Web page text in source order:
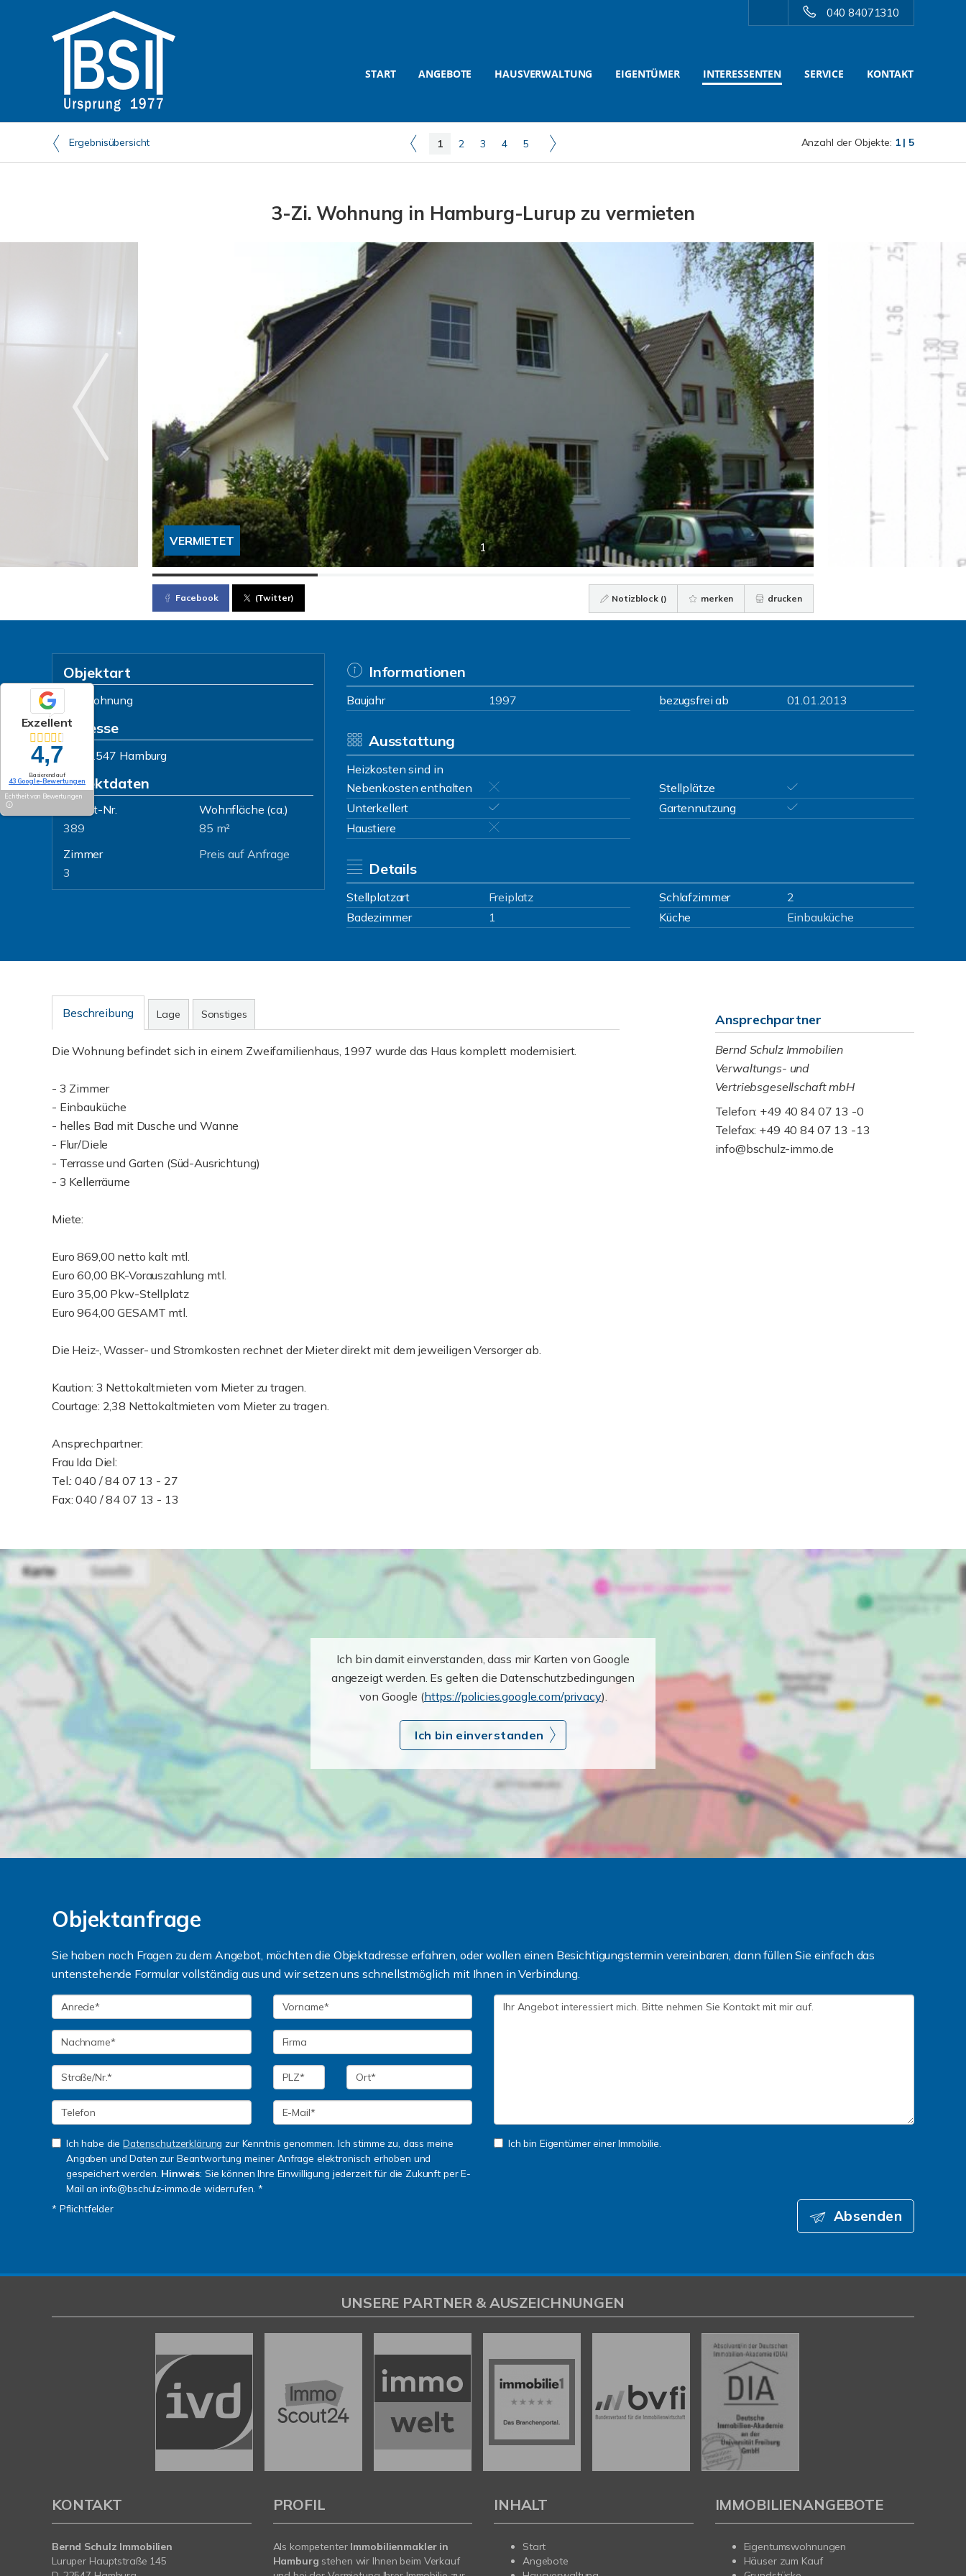
040 84071310
START ANGEBOTE HAUSVERWALTUNG EIGENTÜMER INTERESSENTEN SERVICE KONTAKT
Ergebnisübersicht 1 2 3 4 5 Anzahl der Objekte: 1 | 5
3-Zi. Wohnung in Hamburg-Lurup zu vermieten
1
VERMIETET
Facebook (Twitter) Notizblock () merken drucken
Objektart
Wohnung
Adresse
22547 Hamburg
Objektdaten
Objekt-Nr.
389
Wohnfläche (ca.)
85 m²
Zimmer
3
Preis auf Anfrage
Informationen
Baujahr 1997 bezugsfrei ab 01.01.2013
Ausstattung
Heizkosten sind in
Nebenkosten enthalten
Stellplätze
Unterkellert
Gartennutzung
Haustiere
Details
Stellplatzart Freiplatz Schlafzimmer
2
Badezimmer
1 Küche Einbauküche
Beschreibung Lage Sonstiges
Die Wohnung befindet sich in einem Zweifamilienhaus, 1997 wurde das Haus komplett modernisiert.
- 3 Zimmer
- Einbauküche
- helles Bad mit Dusche und Wanne
- Flur/Diele
- Terrasse und Garten (Süd-Ausrichtung)
- 3 Kellerräume
Miete:
Euro 869,00 netto kalt mtl.
Euro 60,00 BK-Vorauszahlung mtl.
Euro 35,00 Pkw-Stellplatz
Euro 964,00 GESAMT mtl.
Die Heiz-, Wasser- und Stromkosten rechnet der Mieter direkt mit dem jeweiligen Versorger ab.
Kaution: 3 Nettokaltmieten vom Mieter zu tragen.
Courtage: 2,38 Nettokaltmieten vom Mieter zu tragen.
Ansprechpartner:
Frau Ida Diel:
Tel.: 040 / 84 07 13 - 27
Fax: 040 / 84 07 13 - 13
Ansprechpartner
Bernd Schulz Immobilien
Verwaltungs- und
Vertriebsgesellschaft mbH
Telefon: +49 40 84 07 13 -0
Telefax: +49 40 84 07 13 -13
info@bschulz-immo.de
Ich bin damit einverstanden, dass mir Karten von Google
angezeigt werden. Es gelten die Datenschutzbedingungen
von Google (https://policies.google.com/privacy).
Ich bin einverstanden
Objektanfrage
Sie haben noch Fragen zu dem Angebot, möchten die Objektadresse erfahren, oder wollen einen Besichtigungstermin vereinbaren, dann füllen Sie einfach das
untenstehende Formular vollständig aus und wir setzen uns schnellstmöglich mit Ihnen in Verbindung.
Ich habe dieDatenschutzerklärung zur Kenntnis genommen. Ich stimme zu, dass meine
Angaben und Daten zur Beantwortung meiner Anfrage elektronisch erhoben und
gespeichert werden. Hinweis: Sie können Ihre Einwilligung jederzeit für die Zukunft per E-
Mail an info@bschulz-immo.de widerrufen. *
Ich bin Eigentümer einer Immobilie.
* Pflichtfelder Absenden
Exzellent
4,7
Basierend auf
43 Google-Bewertungen
Echtheit von Bewertungen
UNSERE PARTNER & AUSZEICHNUNGEN
KONTAKT
Bernd Schulz Immobilien
Luruper Hauptstraße 145
PROFIL
Als kompetenter Immobilienmakler in
Hamburg stehen wir Ihnen beim Verkauf
INHALT
Start
Angebote
IMMOBILIENANGEBOTE
Eigentumswohnungen
Häuser zum Kauf